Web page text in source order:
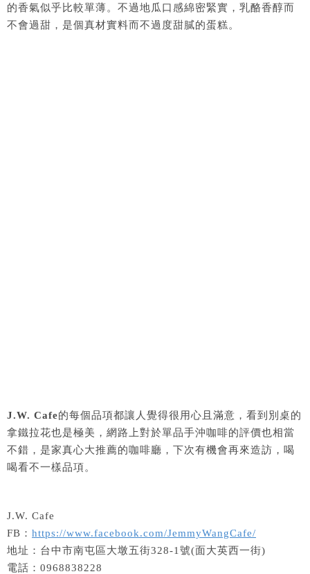
的香氣似乎比較單薄。不過地瓜口感綿密緊實，乳酪香醇而
不會過甜，是個真材實料而不過度甜膩的蛋糕。
J.W. Cafe的每個品項都讓人覺得很用心且滿意，看到別桌的
拿鐵拉花也是極美，網路上對於單品手沖咖啡的評價也相當
不錯，是家真心大推薦的咖啡廳，下次有機會再來造訪，喝
喝看不一樣品項。
J.W. Cafe
FB： https://www.facebook.com/JemmyWangCafe/
地址：台中市南屯區大墩五街328-1號(面大英西一街)
電話：0968838228